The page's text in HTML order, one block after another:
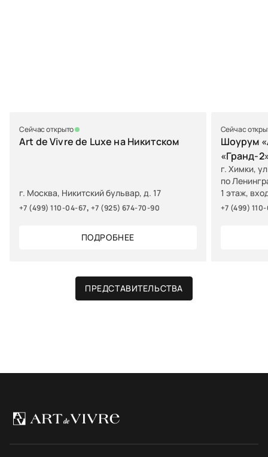
Сейчас открыто
Art de Vivre de Luxe на Никитском
г. Москва, Никитский бульвар, д. 17
+7 (499) 110-04-67, +7 (925) 674-70-90
ПОДРОБНЕЕ
Сейчас
Шоурум
«Гранд-
г. Химки,
по
1 этаж,
+7 (499)
ПРЕДСТАВИТЕЛЬСТВА